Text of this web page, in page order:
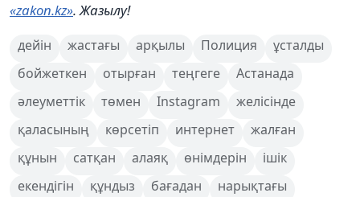
«zakon.kz». Жазылу!
дейін жастағы арқылы Полиция
ұсталды
бойжеткен
отырған теңгеге
Астанада
әлеуметтік
төмен Instagram
желісінде
қаласының
көрсетіп интернет
жалған
құнын
сатқан алаяқ өнімдерін
ішік
екендігін
құндыз бағадан
нарықтағы